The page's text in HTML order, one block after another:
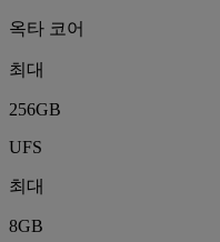
옥타 코어
최대
256GB
UFS
최대
8GB